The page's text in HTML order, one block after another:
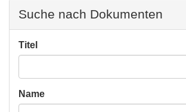
Suche nach Dokumenten
Titel
Name